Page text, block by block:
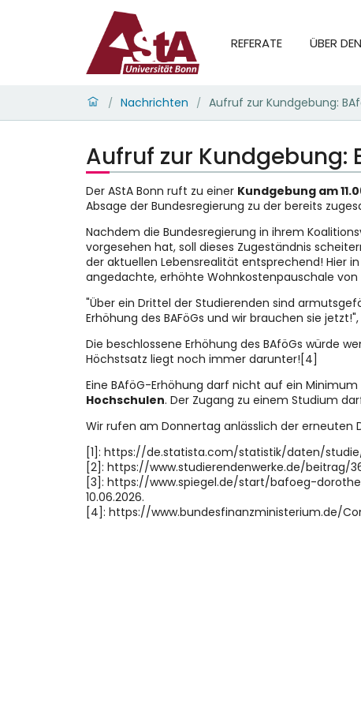
REFERATE ÜBER
/ Nachrichten / Aufruf zur Kundgebung:
Aufruf zur Kundgebung:
Der AStA Bonn ruft zu einer Kundgebung am
Absage der Bundesregierung zu der bereits
Nachdem die Bundesregierung in ihrem
vorgesehen hat, soll dieses Zugeständnis
der aktuellen Lebensrealität entsprechend! Hier
angedachte, erhöhte Wohnkostenpauschale
"Über ein Drittel der Studierenden sind
Erhöhung des BAFöGs und wir brauchen sie
Die beschlossene Erhöhung des BAföGs würde
Höchstsatz liegt noch immer darunter![4]
Eine BAföG-Erhöhung darf nicht auf ein
Hochschulen. Der Zugang zu einem Studium
Wir rufen am Donnertag anlässlich der
[1]: https://de.statista.com/statistik/daten/
[2]: https://www.studierendenwerke.de/beitrag/
[3]: https://www.spiegel.de/start/bafoeg-
10.06.2026.
[4]: https://www.bundesfinanzministerium.de/